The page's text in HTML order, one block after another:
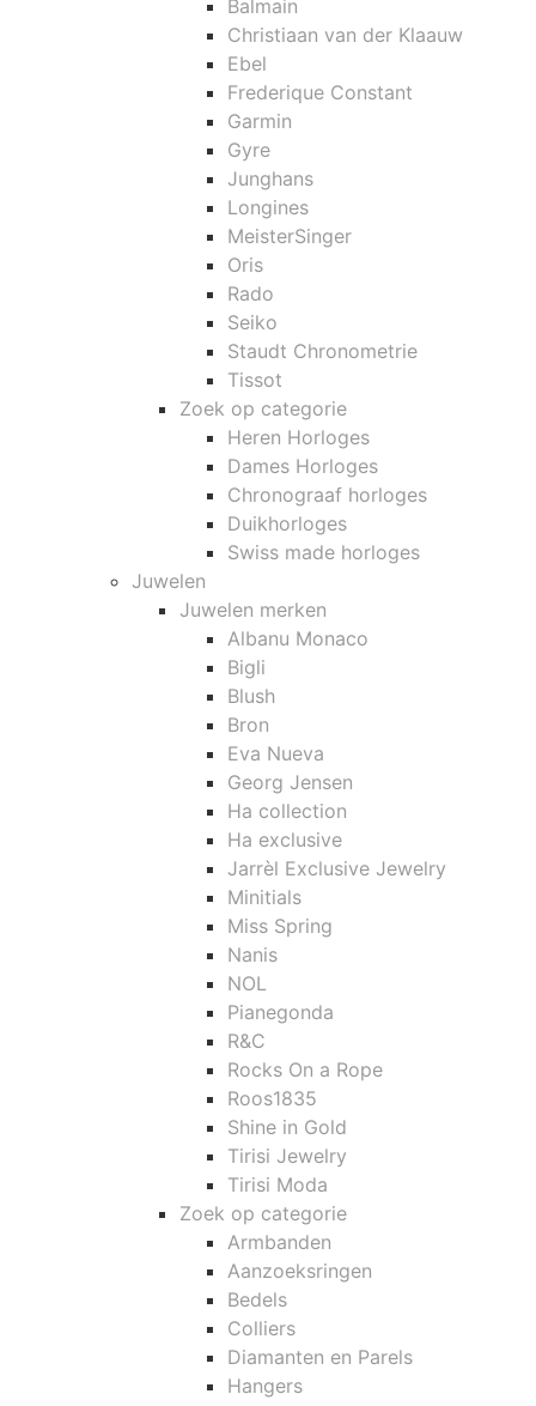
Balmain
Christiaan van der Klaauw
Ebel
Frederique Constant
Garmin
Gyre
Junghans
Longines
MeisterSinger
Oris
Rado
Seiko
Staudt Chronometrie
Tissot
Zoek op categorie
Heren Horloges
Dames Horloges
Chronograaf horloges
Duikhorloges
Swiss made horloges
Juwelen
Juwelen merken
Albanu Monaco
Bigli
Blush
Bron
Eva Nueva
Georg Jensen
Ha collection
Ha exclusive
Jarrèl Exclusive Jewelry
Minitials
Miss Spring
Nanis
NOL
Pianegonda
R&C
Rocks On a Rope
Roos1835
Shine in Gold
Tirisi Jewelry
Tirisi Moda
Zoek op categorie
Armbanden
Aanzoeksringen
Bedels
Colliers
Diamanten en Parels
Hangers